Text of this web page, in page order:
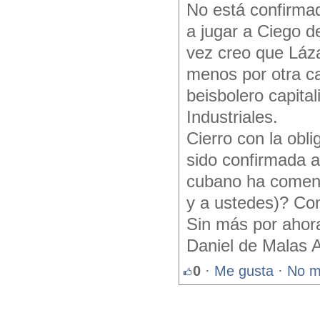
No está
a jugar a Ciego
vez creo que
menos por otra
beisbolero
Industriales.
Cierro con la
sido confirmada
cubano ha
y a ustedes)?
Sin más por
Daniel de Malas
0 · Me gusta · No